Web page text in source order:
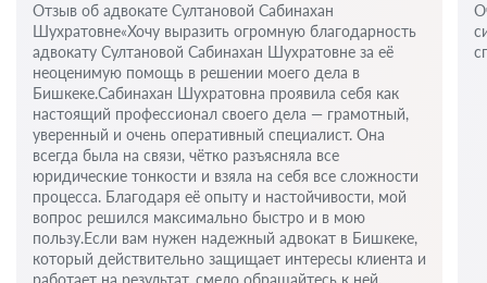
Отзыв об адвокате Султановой Сабинахан
Шухратовне«Хочу выразить огромную благодарность
адвокату Султановой Сабинахан Шухратовне за её
неоценимую помощь в решении моего дела в
Бишкеке.Сабинахан Шухратовна проявила себя как
настоящий профессионал своего дела — грамотный,
уверенный и очень оперативный специалист. Она
всегда была на связи, чётко разъясняла все
юридические тонкости и взяла на себя все сложности
процесса. Благодаря её опыту и настойчивости, мой
вопрос решился максимально быстро и в мою
пользу.Если вам нужен надежный адвокат в Бишкеке,
который действительно защищает интересы клиента и